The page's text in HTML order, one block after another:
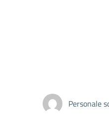
Personale